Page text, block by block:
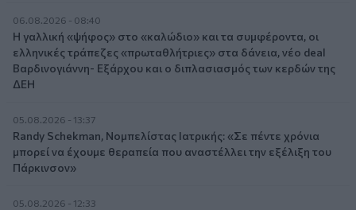
06.08.2026 - 08:40
Η γαλλική «ψήφος» στο «καλώδιο» και τα συμφέροντα, οι
ελληνικές τράπεζες «πρωταθλήτριες» στα δάνεια, νέο deal
Βαρδινογιάννη- Εξάρχου και ο διπλασιασμός των κερδών της
ΔΕΗ
05.08.2026 - 13:37
Randy Schekman, Νομπελίστας Ιατρικής: «Σε πέντε χρόνια
μπορεί να έχουμε θεραπεία που αναστέλλει την εξέλιξη του
Πάρκινσον»
05.08.2026 - 12:33